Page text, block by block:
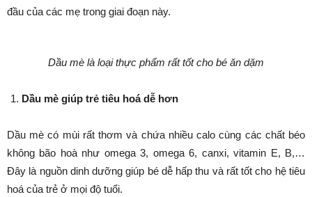
đầu của các mẹ trong giai đoạn này.
Dầu mè là loại thực phẩm rất tốt cho bé ăn dặm
Dầu mè giúp trẻ tiêu hoá dễ hơn
Dầu mè có mùi rất thơm và chứa nhiều calo cùng các chất béo
không bão hoà như omega 3, omega 6, canxi, vitamin E, B,…
Đây là nguồn dinh dưỡng giúp bé dễ hấp thu và rất tốt cho hệ tiêu
hoá của trẻ ở mọi độ tuổi.